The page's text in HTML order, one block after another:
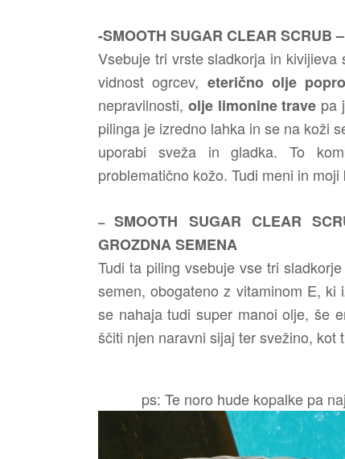
-SMOOTH SUGAR CLEAR
Vsebuje tri vrste sladkorja in kivijieva
vidnost ogrcev, eterično olje
nepravilnosti, olje limonine trave pa
pilinga je izredno lahka in se na koži
uporabi sveža in gladka. To
problematično kožo. Tudi meni in
–SMOOTH SUGAR CLEAR
GROZDNA SEMENA
Tudi ta piling vsebuje vse tri
semen, obogateno z vitaminom E,
se nahaja tudi super manoi olje, še
ščiti njen naravni sijaj ter svežino,
ps: Te noro hude kopalke pa